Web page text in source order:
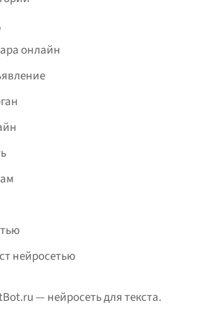
онлайн
нейросетью
— нейросеть для текста.